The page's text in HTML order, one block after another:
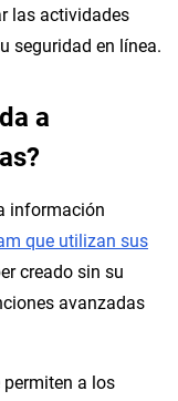
las actividades
seguridad en línea.
a
información
que utilizan sus
creado sin su
avanzadas
a los